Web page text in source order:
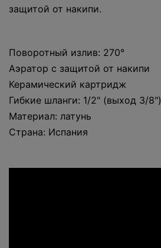
защитой от накипи.
Поворотный излив: 270°
Аэратор с защитой от накипи
Керамический картридж
Гибкие шланги: 1/2" (выход 3/8")
Материал: латунь
Страна: Испания